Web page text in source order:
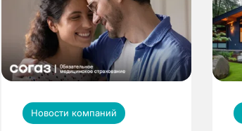
Новости компаний